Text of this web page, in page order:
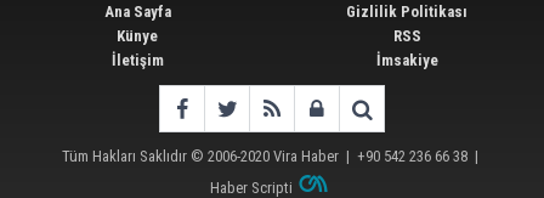
Ana Sayfa
Künye
İletişim
Gizlilik Politikası
RSS
İmsakiye
Tüm Hakları Saklıdır © 2006-2020 Vira Haber | +90 542 236 66 38 |
Haber Scripti